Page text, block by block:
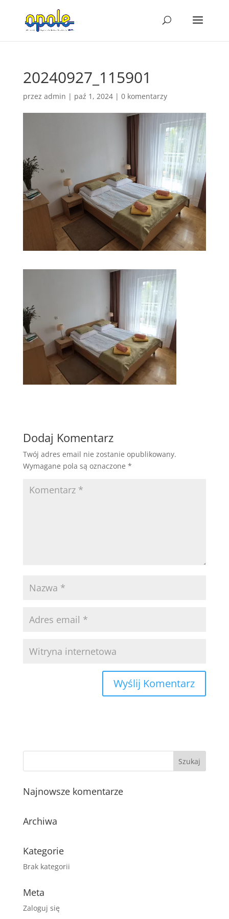
20240927_115901
przez admin | paź 1, 2024| 0 komentarzy
Dodaj Komentarz
Twój adres email nie zostanie opublikowany.
Wymagane pola są oznaczone *
Najnowsze komentarze
Archiwa
Kategorie
Brak kategorii
Meta
Zaloguj się